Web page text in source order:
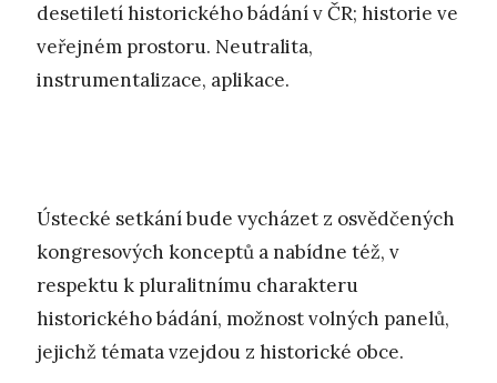
desetiletí historického bádání v ČR; historie ve
veřejném prostoru. Neutralita,
instrumentalizace, aplikace.
Ústecké setkání bude vycházet z osvědčených
kongresových konceptů a nabídne též, v
respektu k pluralitnímu charakteru
historického bádání, možnost volných panelů,
jejichž témata vzejdou z historické obce.